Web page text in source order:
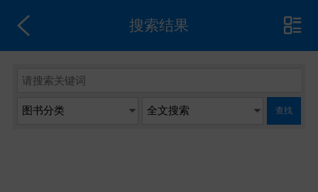
搜索结果
查找